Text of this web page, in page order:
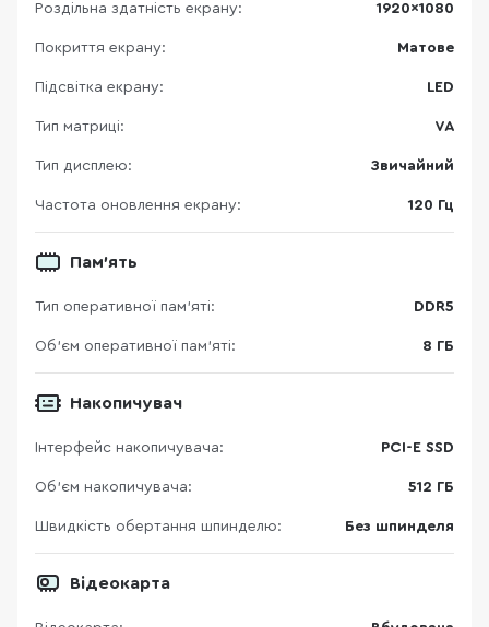
Роздільна здатність екрану: 1920×1080
Покриття екрану: Матове
Підсвітка екрану: LED
Тип матриці: VA
Тип дисплею: Звичайний
Частота оновлення екрану: 120 Гц
Пам’ять
Тип оперативної пам’яті: DDR5
Об’єм оперативної пам’яті: 8 ГБ
Накопичувач
Інтерфейс накопичувача: PCI-E SSD
Об'єм накопичувача: 512 ГБ
Швидкість обертання шпинделю: Без шпинделя
Відеокарта